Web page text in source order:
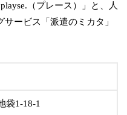
（プレース）」と、人
ービス「派遣のミカタ」
袋1-18-1